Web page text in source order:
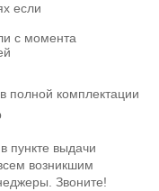
если
с момента
полной комплектации
пункте выдачи
возникшим
Звоните!